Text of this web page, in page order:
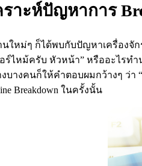
าะห์ปัญหาการ
นใหม่ๆ ก็ได้พบกับปัญหาเครื่องจั
ร์ไหม้ครับ หัวหน้า” หรืออะไรท
บางคนก็ให้คำตอบผมกว้างๆ ว่า
Breakdown ในครั้งนั้น